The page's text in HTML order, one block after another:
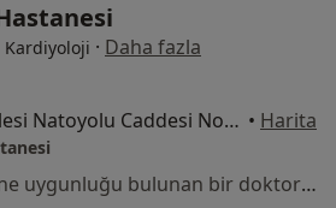
Kardiyoloji · Daha fazla
Tuzluçayır Mahallesi Natoyolu Caddesi No:55, Mamak • Harita
Bu kurumda online uygunluğu bulunan bir doktor veya uzman bulunamadı